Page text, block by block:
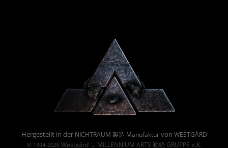
Hergestellt in der NICHTRAUM 製造 Manufakturvon WESTGÅRD
© 1994-2026 Westgård→ MILLENNIUM ARTS 勤続 GRUPPE e.K.
Powered By :